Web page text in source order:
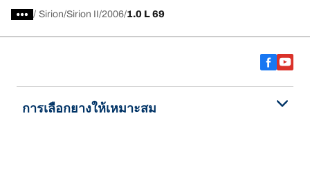
/ Sirion Sirion II 2006 1.0 L 69
การเลือกยางให้เหมาะสม